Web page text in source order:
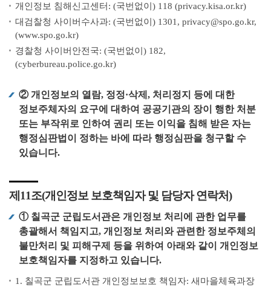
개인정보 침해신고센터: (국번없이) 118 (privacy.kisa.or.kr)
대검찰청 사이버수사과: (국번없이) 1301, privacy@spo.go.kr,
(www.spo.go.kr)
경찰청 사이버안전국: (국번없이) 182,
(cyberbureau.police.go.kr)
② 개인정보의 열람, 정정·삭제, 처리정지 등에 대한
정보주체자의 요구에 대하여 공공기관의 장이 행한 처분
또는 부작위로 인하여 권리 또는 이익을 침해 받은 자는
행정심판법이 정하는 바에 따라 행정심판을 청구할 수
있습니다.
제11조(개인정보 보호책임자 및 담당자 연락처)
① 칠곡군 군립도서관은 개인정보 처리에 관한 업무를
총괄해서 책임지고, 개인정보 처리와 관련한 정보주체의
불만처리 및 피해구제 등을 위하여 아래와 같이 개인정보
보호책임자를 지정하고 있습니다.
1. 칠곡군 군립도서관 개인정보보호 책임자: 새마을체육과장